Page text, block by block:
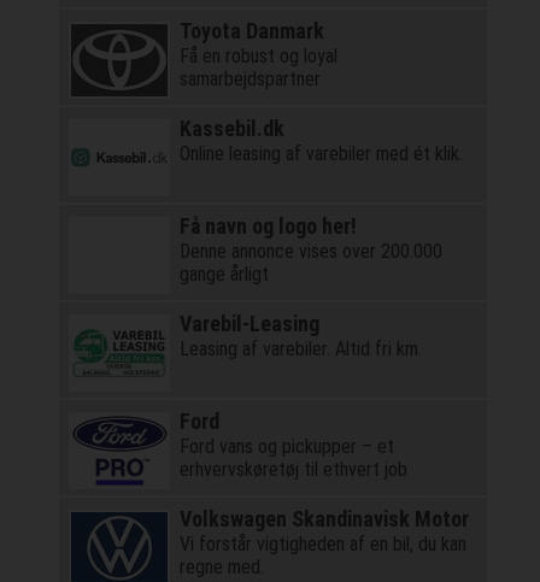
Toyota Danmark
Få en robust og loyal
samarbejdspartner
Kassebil.dk
Online leasing af varebiler med ét klik.
Få navn og logo her!
Denne annonce vises over 200.000
gange årligt
Varebil-Leasing
Leasing af varebiler. Altid fri km.
Ford
Ford vans og pickupper – et
erhvervskøretøj til ethvert job
Volkswagen Skandinavisk Motor
Vi forstår vigtigheden af en bil, du kan
regne med.